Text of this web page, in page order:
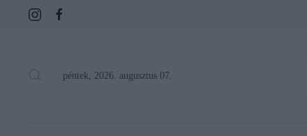
péntek, 2026. augusztus 07.